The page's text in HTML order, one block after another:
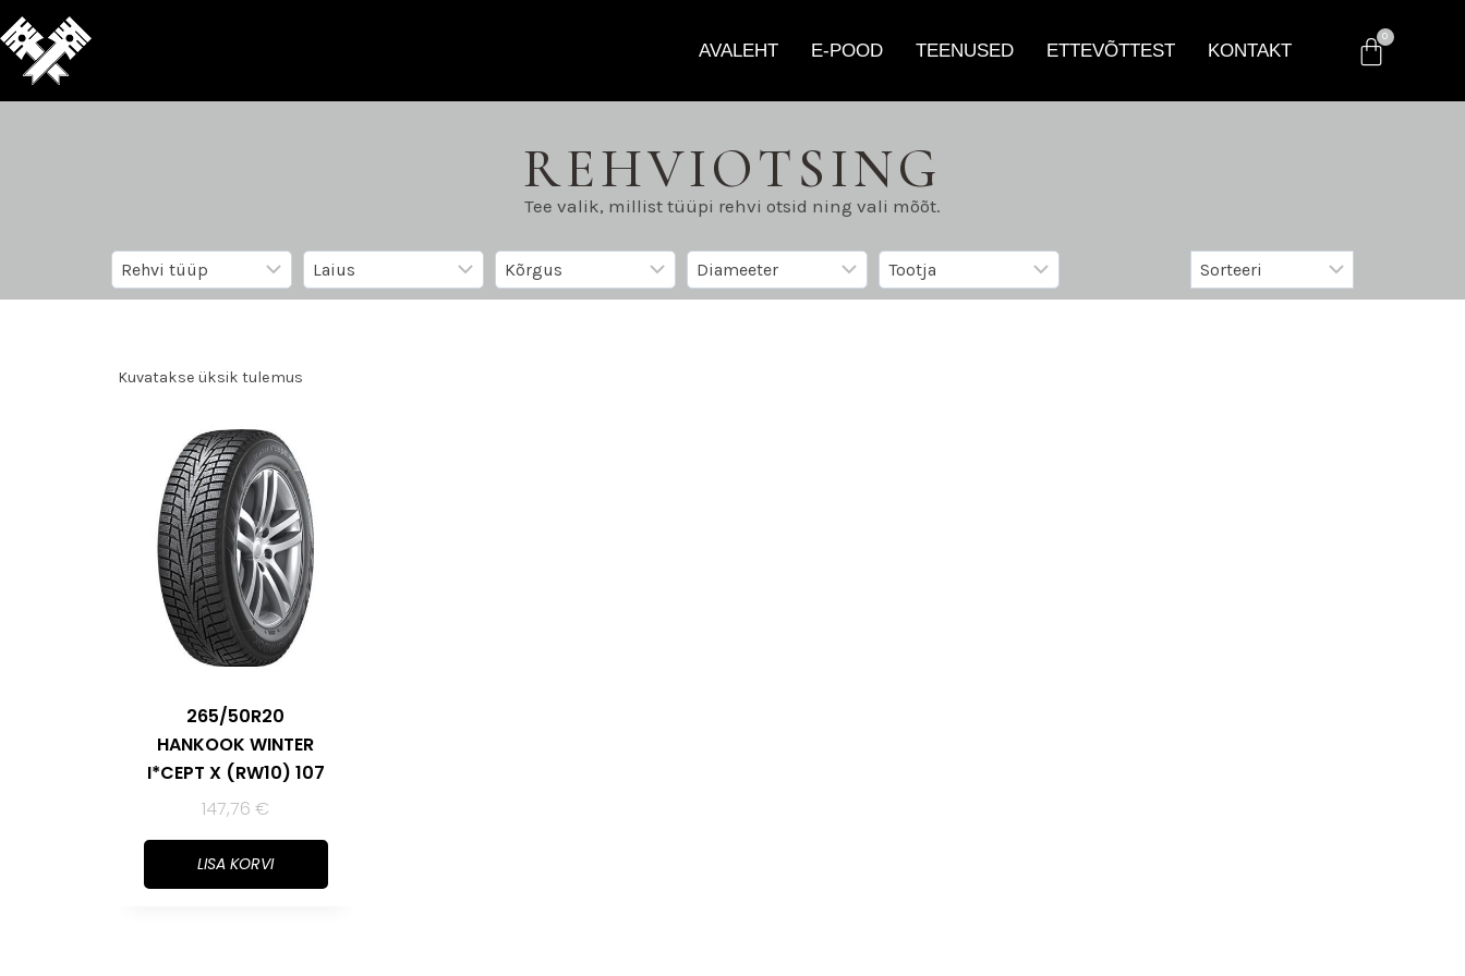
AVALEHT E-POOD TEENUSED ETTEVÕTTEST KONTAKT
REHVIOTSING
Tee valik, millist tüüpi rehvi otsid ning vali mõõt.
Kuvatakse üksik tulemus
265/50R20
HANKOOK WINTER
I*CEPT X (RW10) 107
147,76€
LISA KORVI